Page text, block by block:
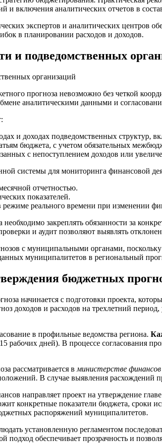
и включения аналитических отчетов в
экспертов и аналитических центров
в планировании расходов и доходов.
и подведомственных
прогноза невозможно без четкой
аналитическими данными и
и доходах подведомственных структур,
бюджета, с учетом обязательных
с непоступлением доходов или
системы для мониторинга финансовой
отчетностью.
показателей.
реального времени при изменении
закреплять обязанности за
и аудит позволяют выявлять
с муниципальными органами,
муниципалитетов в региональный
бюджетных
начинается с подготовки проекта,
доходов и расходов на трехлетний
в профильные ведомства региона.
рабочих дней). В процессе согласования
рассматривается в министерстве финансов
В случае выявления расхождений
направляет проект на утверждение
конкретные показатели бюджета, сроки
распоряжений муниципалитетов.
установленную регламентом
подход обеспечивает прозрачность и